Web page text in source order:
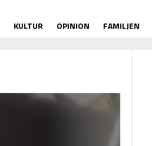
KULTUR OPINION FAMILJEN